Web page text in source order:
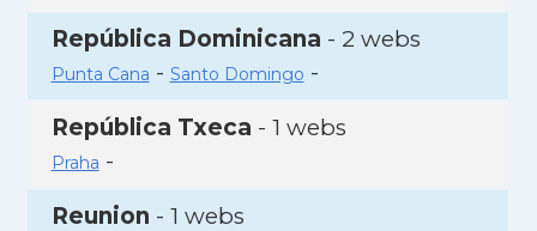
República Dominicana - 2 webs
Punta Cana - Santo Domingo -
República Txeca - 1 webs
Praha -
Reunion - 1 webs